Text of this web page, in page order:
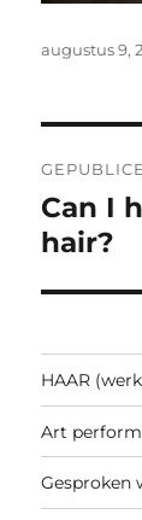
Geplaatst
augustus 9,
navigatie
Can I
hair?
HAAR
Art
Gesproken